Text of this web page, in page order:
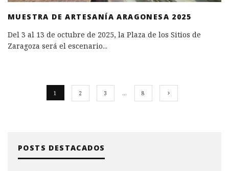
MUESTRA DE ARTESANÍA ARAGONESA 2025
Del 3 al 13 de octubre de 2025, la Plaza de los Sitios de
Zaragoza será el escenario...
1 2 3 … 8
POSTS DESTACADOS